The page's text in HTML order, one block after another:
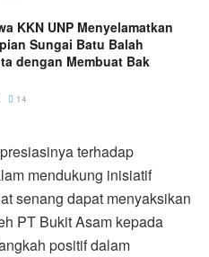
KKN UNP Menyelamatkan
Sungai Batu Balah
dengan Membuat Bak
14
terhadap
mendukung inisiatif
senang dapat menyaksikan
PT Bukit Asam kepada
positif dalam